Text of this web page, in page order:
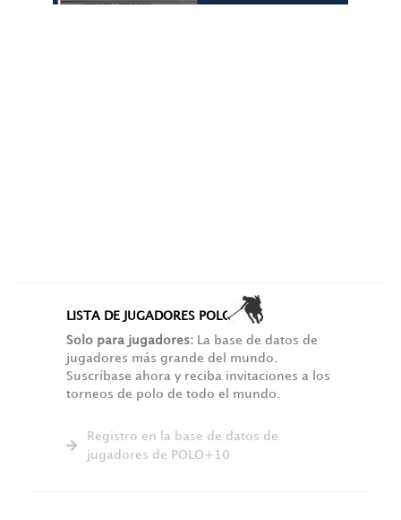
LISTA DE JUGADORES POLO+10
Solo para jugadores: La base de datos de
jugadores más grande del mundo.
Suscríbase ahora y reciba invitaciones a los
torneos de polo de todo el mundo.
Registro en la base de datos de
jugadores de POLO+10